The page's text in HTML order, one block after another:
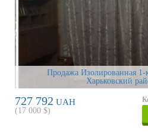
Продажа Изолированная 1-
Харьковский
727 792 UAH
(17 000 $)